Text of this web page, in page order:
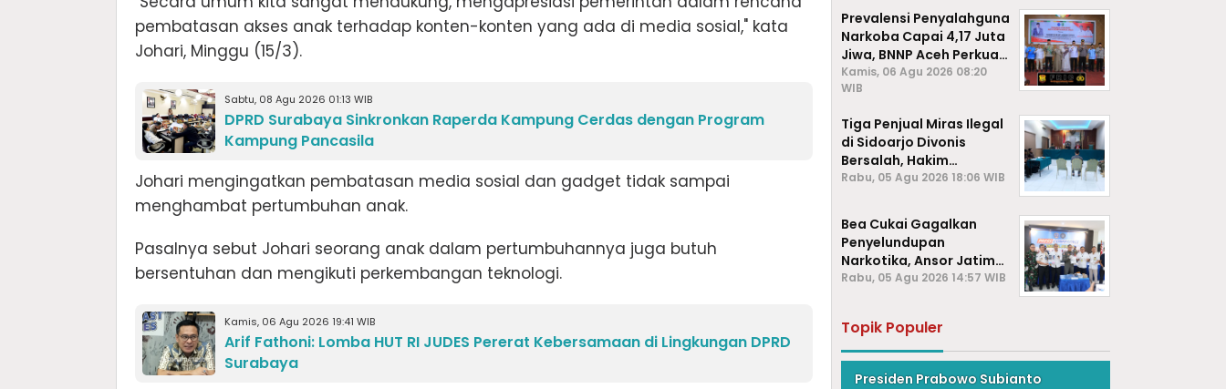
pembatasan akses anak terhadap konten-konten yang ada di media sosial," kata
Johari, Minggu (15/3).
Sabtu, 08 Agu 2026 01:13 WIB
DPRD Surabaya Sinkronkan Raperda Kampung Cerdas dengan Program
Kampung Pancasila
Johari mengingatkan pembatasan media sosial dan gadget tidak sampai
menghambat pertumbuhan anak.
Pasalnya sebut Johari seorang anak dalam pertumbuhannya juga butuh
bersentuhan dan mengikuti perkembangan teknologi.
Kamis, 06 Agu 2026 19:41 WIB
Arif Fathoni: Lomba HUT RI JUDES Pererat Kebersamaan di Lingkungan DPRD
Surabaya
Prevalensi Penyalahguna
Narkoba Capai 4,17 Juta
Jiwa, BNNP Aceh Perkuat
P4GN di Subulussalam
Kamis, 06 Agu 2026 08:20
WIB
Tiga Penjual Miras Ilegal
di Sidoarjo Divonis
Bersalah, Hakim
Jatuhkan Denda hingga
Rabu, 05 Agu 2026 18:06 WIB
Bea Cukai Gagalkan
Penyelundupan
Narkotika, Ansor Jatim
Negara Tak Kalah dari
Rabu, 05 Agu 2026 14:57 WIB
Topik Populer
Presiden Prabowo Subianto